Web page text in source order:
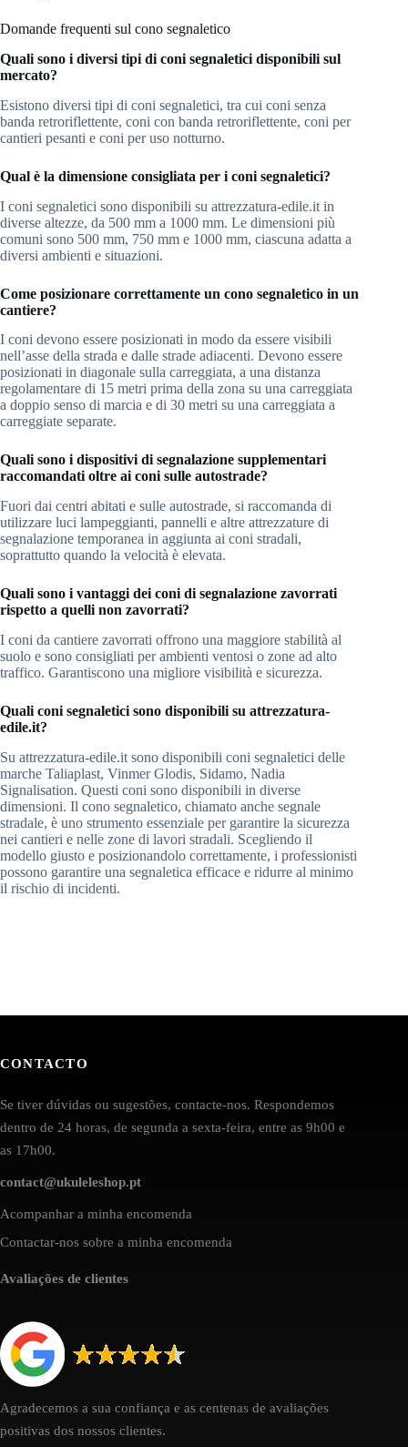
Domande frequenti sul cono segnaletico
Quali sono i diversi tipi di coni segnaletici disponibili sul
mercato?
Esistono diversi tipi di coni segnaletici, tra cui coni senza
banda retroriflettente, coni con banda retroriflettente, coni per
cantieri pesanti e coni per uso notturno.
Qual è la dimensione consigliata per i coni segnaletici?
I coni segnaletici sono disponibili su attrezzatura-edile.it in
diverse altezze, da 500 mm a 1000 mm. Le dimensioni più
comuni sono 500 mm, 750 mm e 1000 mm, ciascuna adatta a
diversi ambienti e situazioni.
Come posizionare correttamente un cono segnaletico in un
cantiere?
I coni devono essere posizionati in modo da essere visibili
nell’asse della strada e dalle strade adiacenti. Devono essere
posizionati in diagonale sulla carreggiata, a una distanza
regolamentare di 15 metri prima della zona su una carreggiata
a doppio senso di marcia e di 30 metri su una carreggiata a
carreggiate separate.
Quali sono i dispositivi di segnalazione supplementari
raccomandati oltre ai coni sulle autostrade?
Fuori dai centri abitati e sulle autostrade, si raccomanda di
utilizzare luci lampeggianti, pannelli e altre attrezzature di
segnalazione temporanea in aggiunta ai coni stradali,
soprattutto quando la velocità è elevata.
Quali sono i vantaggi dei coni di segnalazione zavorrati
rispetto a quelli non zavorrati?
I coni da cantiere zavorrati offrono una maggiore stabilità al
suolo e sono consigliati per ambienti ventosi o zone ad alto
traffico. Garantiscono una migliore visibilità e sicurezza.
Quali coni segnaletici sono disponibili su attrezzatura-
edile.it?
Su attrezzatura-edile.it sono disponibili coni segnaletici delle
marche Taliaplast, Vinmer Glodis, Sidamo, Nadia
Signalisation. Questi coni sono disponibili in diverse
dimensioni. Il cono segnaletico, chiamato anche segnale
stradale, è uno strumento essenziale per garantire la sicurezza
nei cantieri e nelle zone di lavori stradali. Scegliendo il
modello giusto e posizionandolo correttamente, i professionisti
possono garantire una segnaletica efficace e ridurre al minimo
il rischio di incidenti.
CONTACTO
Se tiver dúvidas ou sugestões, contacte-nos. Respondemos
dentro de 24 horas, de segunda a sexta-feira, entre as 9h00 e
as 17h00.
contact@ukuleleshop.pt
Acompanhar a minha encomenda
Contactar-nos sobre a minha encomenda
Avaliações de clientes
Agradecemos a sua confiança e as centenas de avaliações
positivas dos nossos clientes.